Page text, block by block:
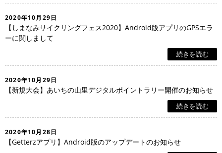
2020年10月29日
【しまなみサイクリングフェス2020】Android版アプリのGPSエラ
ーに関しまして
続きを読む
2020年10月29日
【新規大会】あいちの山里デジタルポイントラリー開催のお知らせ
続きを読む
2020年10月28日
【Getterzアプリ】Android版のアップデートのお知らせ